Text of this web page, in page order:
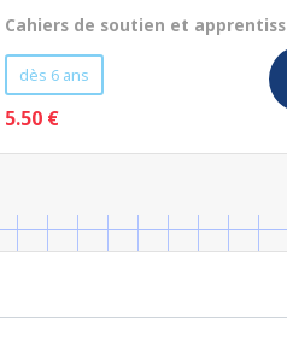
Cahiers de soutien et
dès 6 ans
5.50 €